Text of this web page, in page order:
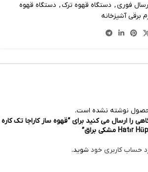
فوری, دستگاه قهوه ترک , دستگاه قهوه
برقی آشپزخانه
نوشته نشده است.
را ارسال می کنید برای “قهوه ساز کاراجا تک کاره
حساب کاربری خود شوید.